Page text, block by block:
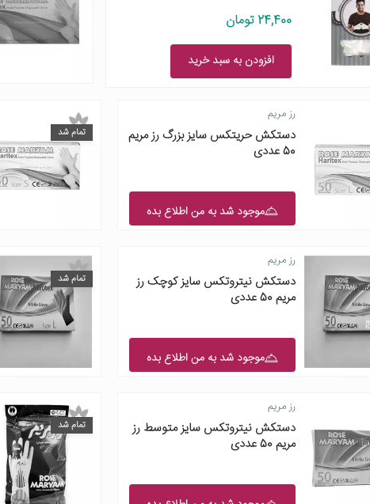
24,400 تومان
افزودن به سبد خرید
رز مریم
دستکش حریتکس سایز بزرگ رز مریم
50 عددی
موجود شد به من اطلاع بده
تمام شد
رز مریم
دستکش نیتروتکس سایز کوچک رز
مریم 50 عددی
موجود شد به من اطلاع بده
تمام شد
رز مریم
دستکش نیتروتکس سایز متوسط رز
مریم 50 عددی
تمام شد